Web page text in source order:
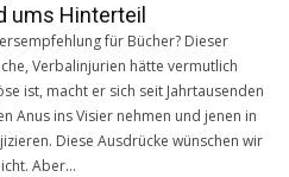
ums Hinterteil
für Bücher? Dieser
Verbalinjurien hätte vermutlich
ist, macht er sich seit Jahrtausenden
Anus ins Visier nehmen und jenen in
Diese Ausdrücke wünschen wir
Aber…